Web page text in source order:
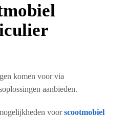
komen voor via
aanbieden.
voorscootmobiel